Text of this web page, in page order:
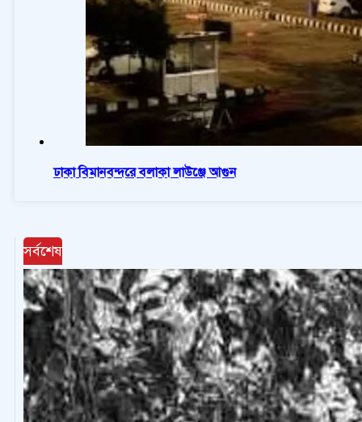
ঢাকা বিমানবন্দরে বলাকা লাউঞ্জে আগুন
সর্বশেষ